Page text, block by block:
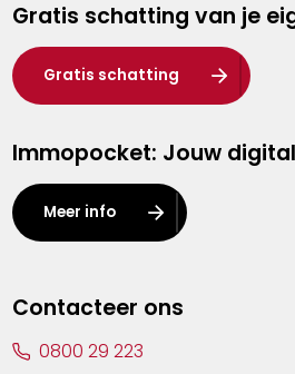
Hasselt
Heist-op-den-Berg
Herentals
Kalmthout
Leuven
Lier
Gratis schatting van je
Gratis schatting
Immopocket: Jouw
Meer info
Contacteer ons
0800 29 223